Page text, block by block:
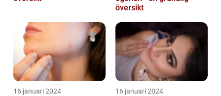
översikt
16 januari 2024 16 januari 2024